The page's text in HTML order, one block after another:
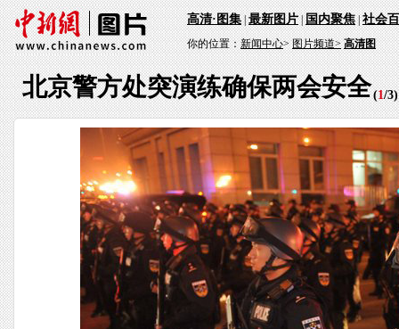
高清·图集|最新图片|国内聚焦|社会
你的位置：新闻中心>图片频道> 高清图
北京警方处突演练确保两会安全(1/3)